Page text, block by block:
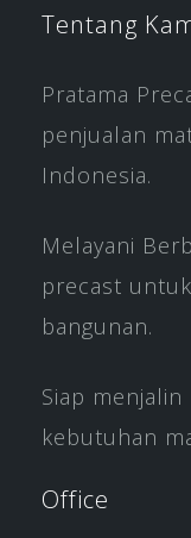
Tentang
Pratama
penjualan
Indonesia.
Melayani
precast
bangunan.
Siap
kebutuhan
Office